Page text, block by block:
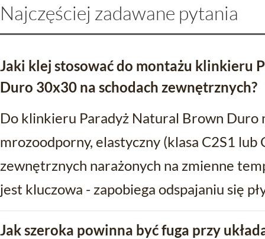
Najczęściej zadawane pytania
Jaki klej stosować do montażu klinkieru
Duro 30x30 na schodach zewnętrznych?
Do klinkieru Paradyż Natural Brown Duro
mrozoodporny, elastyczny (klasa C2S1 lub
zewnętrznych narażonych na zmienne
jest kluczowa - zapobiega odspajaniu się
Jak szeroka powinna być fuga przy